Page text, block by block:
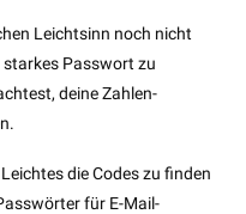
Leichtsinn noch nicht
Passwort zu
deine Zahlen-
die Codes zu finden
für E-Mail-